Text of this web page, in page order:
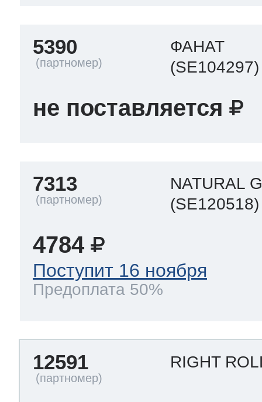
5390
ФАНАТ
(SE104297)
не поставляется
7313
NATURAL
(SE120518)
4784
Поступит 16 ноября
Предоплата 50%
12591 RIGHT